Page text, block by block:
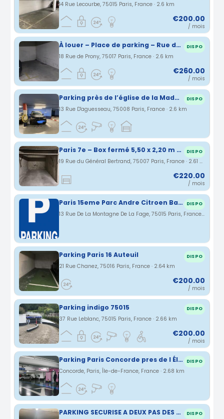
14 Rue Lecourbe, 75015 Paris, France · 2.6 km
€200.00
/ mois
À louer – Place de parking – Rue de Prony - Parc Monceau DISPO
18 Rue de Prony, 75017 Paris, France · 2.6 km
€260.00
/ mois
Parking près de l’église de la Madeleine 75008 DISPO
13 Rue D'aguesseau, 75008 Paris, France · 2.6 km
Paris 7e – Box fermé 5,50 x 2,20 m – Résidence de standing (Necker) DISPO
19 Rue du Général Bertrand, 75007 Paris, France · 2.61 km
€220.00
/ mois
Paris 15eme Parc Andre Citroen Balard Javel Parc des Princes DISPO
13 Rue De La Montagne De La Fage, 75015 Paris, France · 2.62 km
Parking Paris 16 Auteuil DISPO
21 Rue Chanez, 75016 Paris, France · 2.64 km
€200.00
/ mois
Parking indigo 75015 DISPO
37 Rue Leblanc, 75015 Paris, France · 2.66 km
€200.00
/ mois
Parking Paris Concorde pres de l Élysée DISPO
Concorde, Paris, Île-de-France, France · 2.68 km
PARKING SECURISE A DEUX PAS DES LIGNES DE METRO 8, 10, 12 ET 6. DISPO